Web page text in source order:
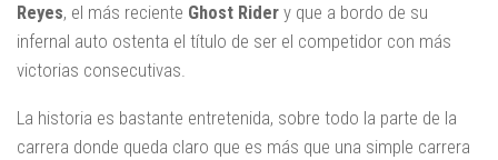
Reyes, el más reciente Ghost Rider y que a bordo de su
infernal auto ostenta el título de ser el competidor con más
victorias consecutivas.
La historia es bastante entretenida, sobre todo la parte de la
carrera donde queda claro que es más que una simple carrera